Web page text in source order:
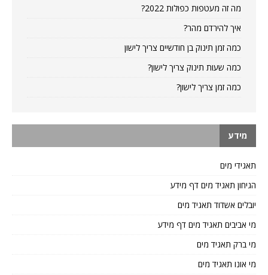
מה זה מעטפות כפולות 2022?
איך להירדם מהר?
כמה זמן תינוק בן חודשיים צריך לישון
כמה שעות תינוק צריך לישון?
כמה זמן צריך לישון?
מידע
תאגידי מים
הגיחון תאגיד מים דף מידע
יובלים אשדוד תאגיד מים
מי אביבים תאגיד מים דף מידע
מי ברק תאגיד מים
מי אונו תאגיד מים